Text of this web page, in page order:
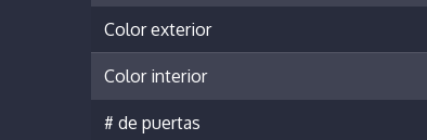
Color exterior
Color interior
# de puertas